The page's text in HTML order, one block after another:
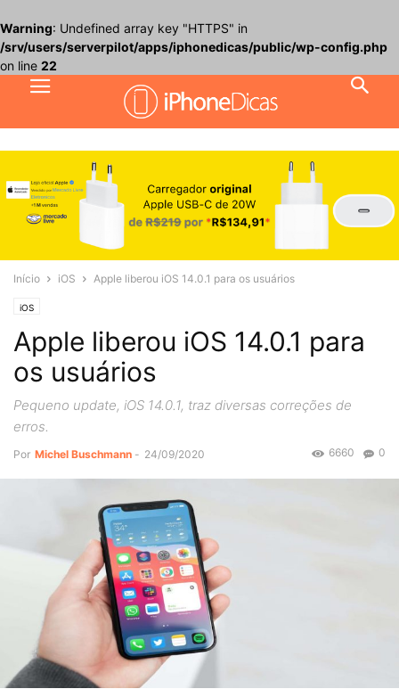
Warning: Undefined array key "HTTPS" in
/srv/users/serverpilot/apps/iphonedicas/public/wp-config.php
on line 22
Início iOS Apple liberou iOS 14.0.1 para os usuários
iOS
Apple liberou iOS 14.0.1 para
os usuários
Pequeno update, iOS 14.0.1, traz diversas correções de
erros.
Por Michel Buschmann - 24/09/2020 0
6660